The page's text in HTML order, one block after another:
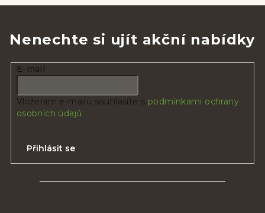
Nenechte si ujít akční nabídky
E-mail
Vložením e-mailu souhlasíte s podmínkami ochrany
osobních údajů
Přihlásit se